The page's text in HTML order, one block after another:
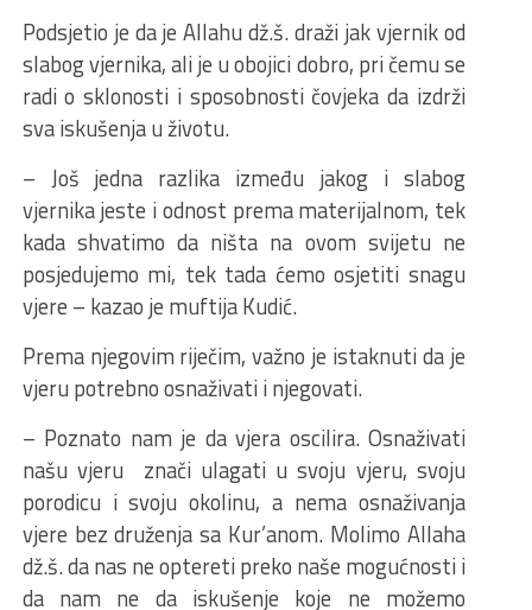
Podsjetio je da je Allahu dž.š. draži jak vjernik od
slabog vjernika, ali je u obojici dobro, pri čemu se
radi o sklonosti i sposobnosti čovjeka da izdrži
sva iskušenja u životu.
– Još jedna razlika između jakog i slabog
vjernika jeste i odnost prema materijalnom, tek
kada shvatimo da ništa na ovom svijetu ne
posjedujemo mi, tek tada ćemo osjetiti snagu
vjere – kazao je muftija Kudić.
Prema njegovim riječim, važno je istaknuti da je
vjeru potrebno osnaživati i njegovati.
– Poznato nam je da vjera oscilira. Osnaživati
našu vjeru znači ulagati u svoju vjeru, svoju
porodicu i svoju okolinu, a nema osnaživanja
vjere bez druženja sa Kur’anom. Molimo Allaha
dž.š. da nas ne optereti preko naše mogućnosti i
da nam ne da iskušenje koje ne možemo